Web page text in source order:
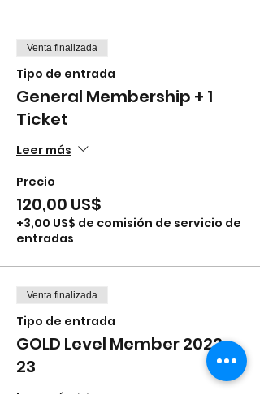
Venta finalizada
Tipo de entrada
General Membership + 1
Ticket
Leer más
Precio
120,00 US$
+3,00 US$ de comisión de servicio de
entradas
Venta finalizada
Tipo de entrada
GOLD Level Member 2022-
23